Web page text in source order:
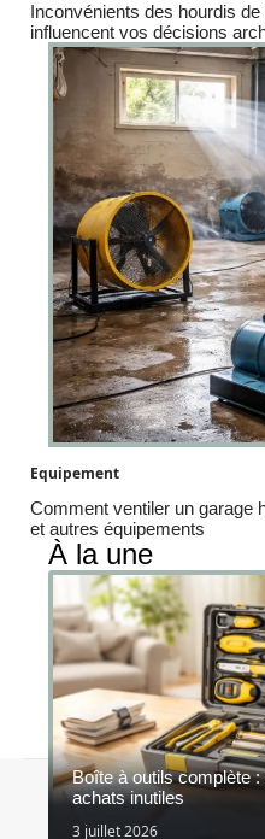
Inconvénients des hourdis
influencent vos décisions
Equipement
Comment ventiler un garage
et autres équipements
À la une
Boîte à outils complète
achats inutiles
3 juillet 2026
Contact